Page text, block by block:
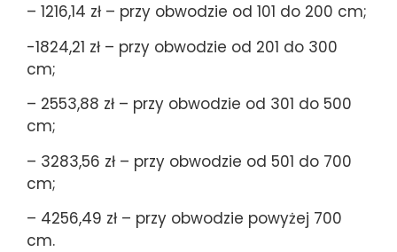
– 1216,14 zł – przy obwodzie od 101 do 200 cm;
-1824,21 zł – przy obwodzie od 201 do 300
cm;
– 2553,88 zł – przy obwodzie od 301 do 500
cm;
– 3283,56 zł – przy obwodzie od 501 do 700
cm;
– 4256,49 zł – przy obwodzie powyżej 700
cm.